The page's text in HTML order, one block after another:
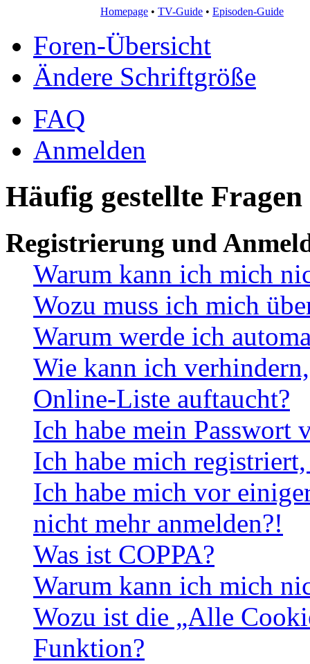
Homepage • TV-Guide • Episoden-Guide
Foren-Übersicht
Ändere Schriftgröße
FAQ
Anmelden
Häufig gestellte Fragen
Registrierung und
Warum kann ich mich
Wozu muss ich mich
Warum werde ich
Wie kann ich
Online-Liste auftaucht?
Ich habe mein Passwort
Ich habe mich
Ich habe mich vor
nicht mehr anmelden?!
Was ist COPPA?
Warum kann ich mich
Wozu ist die „Alle
Funktion?